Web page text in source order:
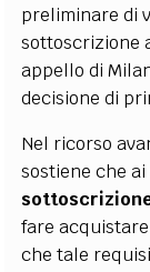
preliminare di
sottoscrizione
appello di
decisione di
Nel ricorso
sostiene che ai
fare
che tale